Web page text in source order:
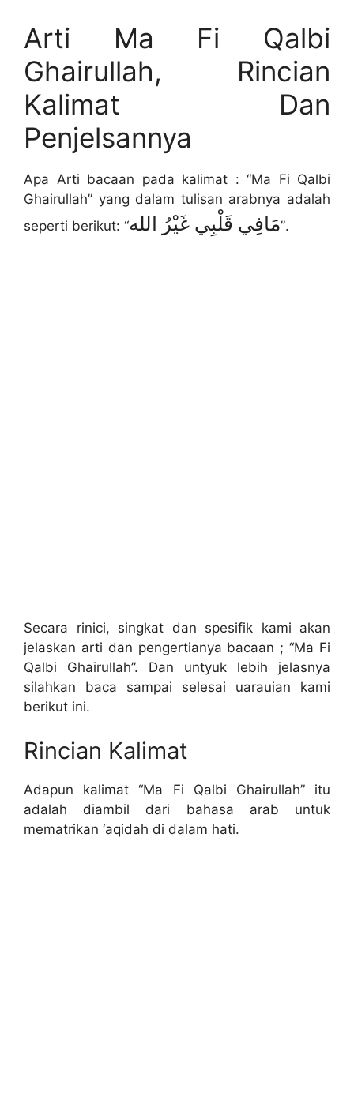
Arti Ma Fi Qalbi
Ghairullah, Rincian
Kalimat Dan
Penjelsannya
Apa Arti bacaan pada kalimat : “Ma Fi Qalbi
Ghairullah” yang dalam tulisan arabnya adalah
seperti berikut: “مَافِي قَلْبِي غَيْرُ الله”.
Secara rinici, singkat dan spesifik kami akan
jelaskan arti dan pengertianya bacaan ; “Ma Fi
Qalbi Ghairullah”. Dan untyuk lebih jelasnya
silahkan baca sampai selesai uarauian kami
berikut ini.
Rincian Kalimat
Adapun kalimat “Ma Fi Qalbi Ghairullah” itu
adalah diambil dari bahasa arab untuk
mematrikan ‘aqidah di dalam hati.